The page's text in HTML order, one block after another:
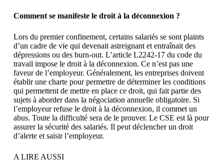
Comment se manifeste le droit à la déconnexion ?
Lors du premier confinement, certains salariés se sont plaints
d’un cadre de vie qui devenait astreignant et entraînait des
dépressions ou des burn-out. L’article L2242-17 du code du
travail impose le droit à la déconnexion. Ce n’est pas une
faveur de l’employeur. Généralement, les entreprises doivent
établir une charte pour permettre de déterminer les conditions
qui permettent de mettre en place ce droit, qui fait partie des
sujets à aborder dans la négociation annuelle obligatoire. Si
l’employeur refuse le droit à la déconnexion, il commet un
abus. Toute la difficulté sera de le prouver. Le CSE est là pour
assurer la sécurité des salariés. Il peut déclencher un droit
d’alerte et saisir l’employeur.
A LIRE AUSSI